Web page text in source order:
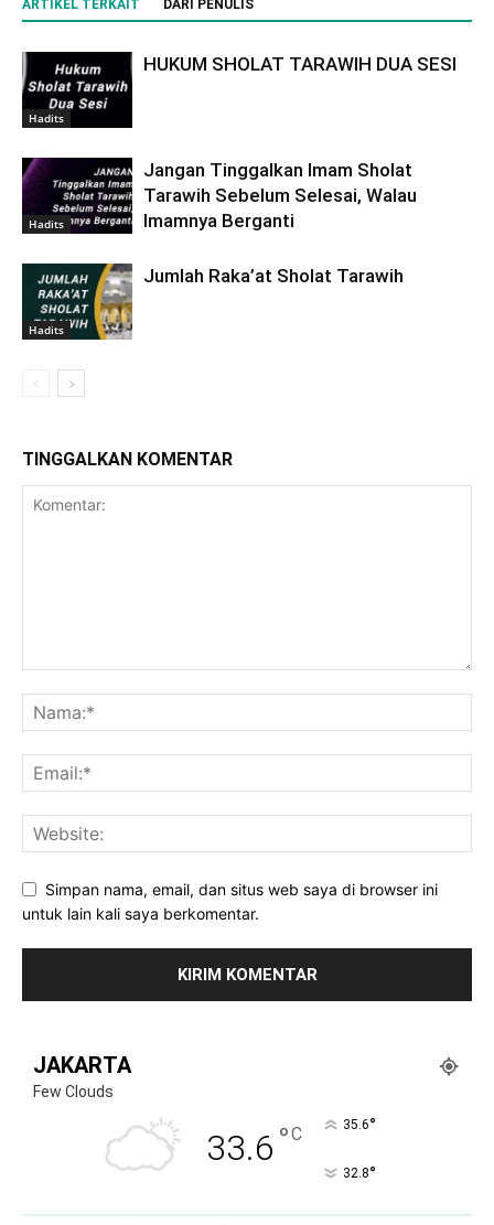
ARTIKEL TERKAIT DARI PENULIS
Hadits
HUKUM SHOLAT TARAWIH DUA SESI
Hadits
Jangan Tinggalkan Imam Sholat
Tarawih Sebelum Selesai, Walau
Imamnya Berganti
Hadits
Jumlah Raka’at Sholat Tarawih
TINGGALKAN KOMENTAR
Simpan nama, email, dan situs web saya di browser ini
untuk lain kali saya berkomentar.
JAKARTA
Few Clouds
33.6 °C 35.6°
32.8°